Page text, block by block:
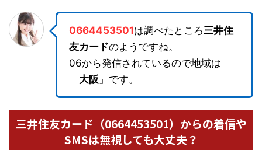
0664453501は調べたところ三井住
友カードのようですね。
06から発信されているので地域は
「 大阪 」です。
三井住友カード（0664453501）からの着信や
SMSは無視しても大丈夫？